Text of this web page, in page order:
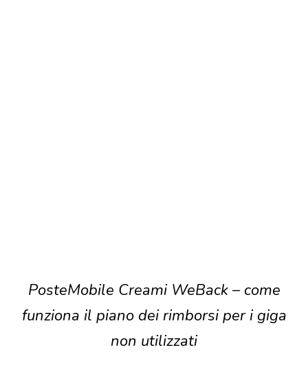
PosteMobile Creami WeBack – come
funziona il piano dei rimborsi per i giga
non utilizzati